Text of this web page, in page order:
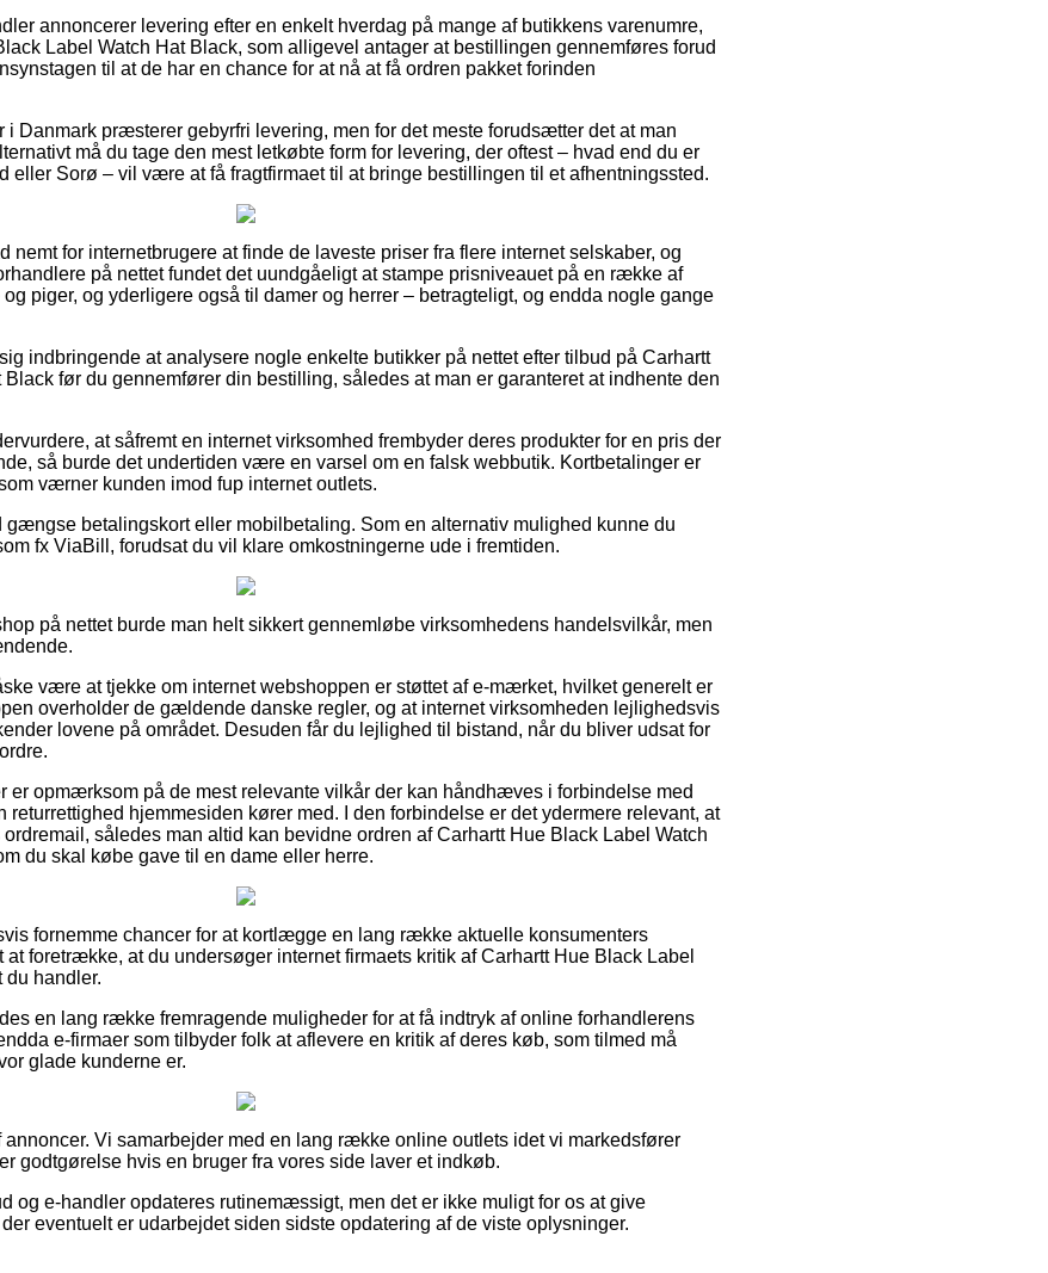
annoncerer levering efter en enkelt hverdag på mange af butikkens varenumre,
Label Watch Hat Black, som alligevel antager at bestillingen gennemføres forud
til at de har en chance for at nå at få ordren pakket forinden
i Danmark præsterer gebyrfri levering, men for det meste forudsætter det at man
må du tage den mest letkøbte form for levering, der oftest – hvad end du er
eller Sorø – vil være at få fragtfirmaet til at bringe bestillingen til et afhentningssted.
nemt for internetbrugere at finde de laveste priser fra flere internet selskaber, og
på nettet fundet det uundgåeligt at stampe prisniveauet på en række af
piger, og yderligere også til damer og herrer – betragteligt, og endda nogle gange
indbringende at analysere nogle enkelte butikker på nettet efter tilbud på Carhartt
før du gennemfører din bestilling, således at man er garanteret at indhente den
at såfremt en internet virksomhed frembyder deres produkter for en pris der
så burde det undertiden være en varsel om en falsk webbutik. Kortbetalinger er
værner kunden imod fup internet outlets.
gængse betalingskort eller mobilbetaling. Som en alternativ mulighed kunne du
fx ViaBill, forudsat du vil klare omkostningerne ude i fremtiden.
på nettet burde man helt sikkert gennemløbe virksomhedens handelsvilkår, men
være at tjekke om internet webshoppen er støttet af e-mærket, hvilket generelt er
overholder de gældende danske regler, og at internet virksomheden lejlighedsvis
lovene på området. Desuden får du lejlighed til bistand, når du bliver udsat for
er opmærksom på de mest relevante vilkår der kan håndhæves i forbindelse med
returrettighed hjemmesiden kører med. I den forbindelse er det ydermere relevant, at
således man altid kan bevidne ordren af Carhartt Hue Black Label Watch
du skal købe gave til en dame eller herre.
fornemme chancer for at kortlægge en lang række aktuelle konsumenters
at foretrække, at du undersøger internet firmaets kritik af Carhartt Hue Black Label
du handler.
en lang række fremragende muligheder for at få indtryk af online forhandlerens
e-firmaer som tilbyder folk at aflevere en kritik af deres køb, som tilmed må
glade kunderne er.
annoncer. Vi samarbejder med en lang række online outlets idet vi markedsfører
godtgørelse hvis en bruger fra vores side laver et indkøb.
og e-handler opdateres rutinemæssigt, men det er ikke muligt for os at give
eventuelt er udarbejdet siden sidste opdatering af de viste oplysninger.